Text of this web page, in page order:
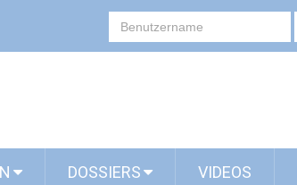
DOSSIERS VIDEOS